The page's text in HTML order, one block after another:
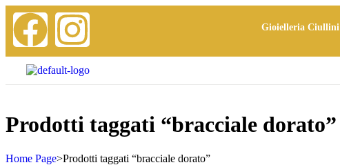
Gioielleria Ciullini
Prodotti taggati “bracciale dorato”
Home Page>Prodotti taggati “bracciale dorato”